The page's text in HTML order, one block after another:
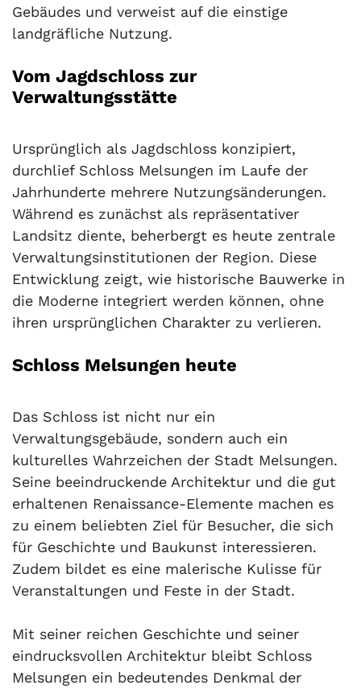
Gebäudes und verweist auf die einstige
landgräfliche Nutzung.
Vom Jagdschloss zur
Verwaltungsstätte
Ursprünglich als Jagdschloss konzipiert,
durchlief Schloss Melsungen im Laufe der
Jahrhunderte mehrere Nutzungsänderungen.
Während es zunächst als repräsentativer
Landsitz diente, beherbergt es heute zentrale
Verwaltungsinstitutionen der Region. Diese
Entwicklung zeigt, wie historische Bauwerke in
die Moderne integriert werden können, ohne
ihren ursprünglichen Charakter zu verlieren.
Schloss Melsungen heute
Das Schloss ist nicht nur ein
Verwaltungsgebäude, sondern auch ein
kulturelles Wahrzeichen der Stadt Melsungen.
Seine beeindruckende Architektur und die gut
erhaltenen Renaissance-Elemente machen es
zu einem beliebten Ziel für Besucher, die sich
für Geschichte und Baukunst interessieren.
Zudem bildet es eine malerische Kulisse für
Veranstaltungen und Feste in der Stadt.
Mit seiner reichen Geschichte und seiner
eindrucksvollen Architektur bleibt Schloss
Melsungen ein bedeutendes Denkmal der